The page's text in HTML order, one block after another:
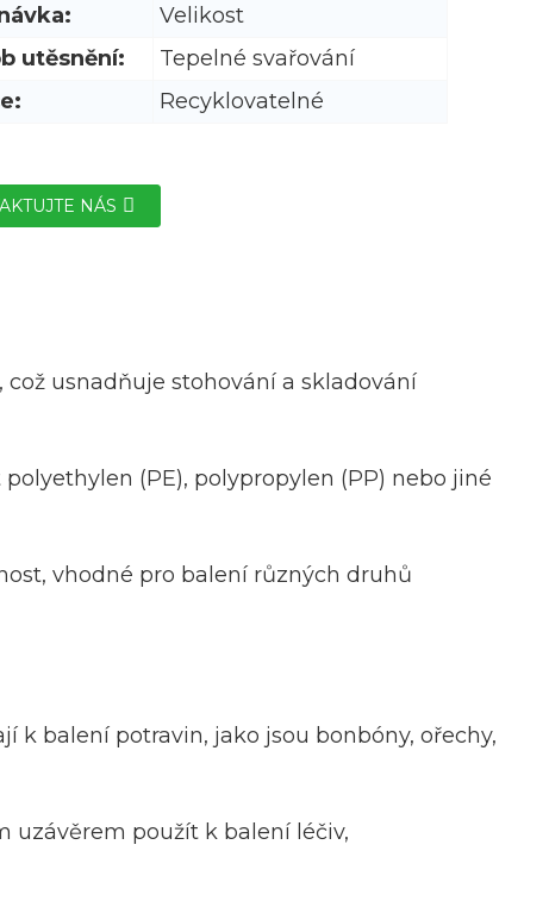
Velikost
utěsnění:
Tepelné svařování
Recyklovatelné
NÁS
usnadňuje stohování a skladování
(PE), polypropylen (PP) nebo jiné
vhodné pro balení různých druhů
k balení potravin, jako jsou bonbóny, ořechy,
uzávěrem použít k balení léčiv,